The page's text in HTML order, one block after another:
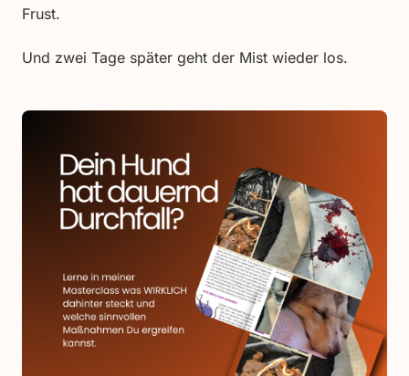
Frust.
Und zwei Tage später geht der Mist wieder los.